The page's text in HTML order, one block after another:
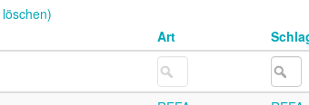
Art